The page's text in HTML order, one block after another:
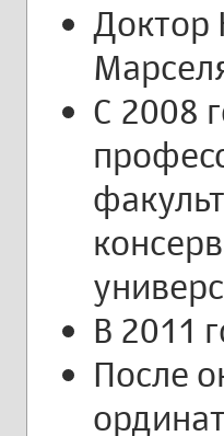
Доктор
С 2008
В 2011
После